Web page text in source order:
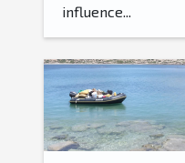
influence...